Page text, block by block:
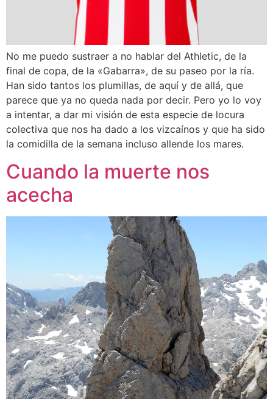
No me puedo sustraer a no hablar del Athletic, de la
final de copa, de la «Gabarra», de su paseo por la ría.
Han sido tantos los plumillas, de aquí y de allá, que
parece que ya no queda nada por decir. Pero yo lo voy
a intentar, a dar mi visión de esta especie de locura
colectiva que nos ha dado a los vizcaínos y que ha sido
la comidilla de la semana incluso allende los mares.
Cuando la muerte nos
acecha